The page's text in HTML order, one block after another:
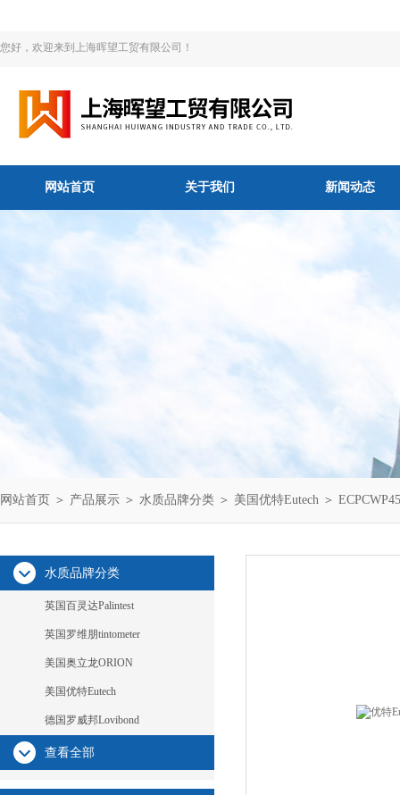
您好，欢迎来到上海晖望工贸有限公司！
网站首页 关于我们 新闻动态
网站首页 ＞ 产品展示 ＞ 水质品牌分类 ＞ 美国优特Eutech ＞
水质品牌分类
英国百灵达Palintest
英国罗维朋tintometer
美国奥立龙ORION
美国优特Eutech
德国罗威邦Lovibond
查看全部